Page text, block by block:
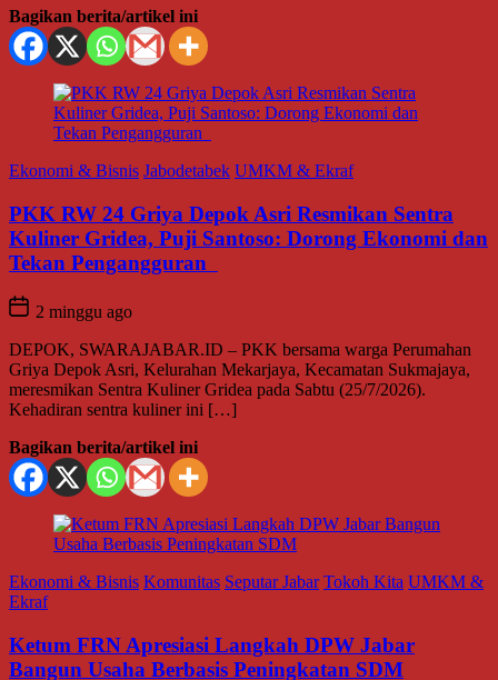
Bagikan berita/artikel ini
Ekonomi & Bisnis Jabodetabek UMKM & Ekraf
PKK RW 24 Griya Depok Asri Resmikan Sentra
Kuliner Gridea, Puji Santoso: Dorong Ekonomi dan
Tekan Pengangguran
2 minggu ago
DEPOK, SWARAJABAR.ID – PKK bersama warga Perumahan
Griya Depok Asri, Kelurahan Mekarjaya, Kecamatan Sukmajaya,
meresmikan Sentra Kuliner Gridea pada Sabtu (25/7/2026).
Kehadiran sentra kuliner ini […]
Bagikan berita/artikel ini
Ekonomi & Bisnis Komunitas Seputar Jabar Tokoh Kita UMKM &
Ekraf
Ketum FRN Apresiasi Langkah DPW Jabar
Bangun Usaha Berbasis Peningkatan SDM